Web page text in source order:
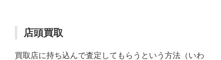
店頭買取
買取店に持ち込んで査定してもらうという方法（いわ